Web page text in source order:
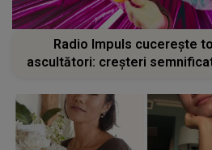
Radio Impuls cucerește
ascultători: creșteri